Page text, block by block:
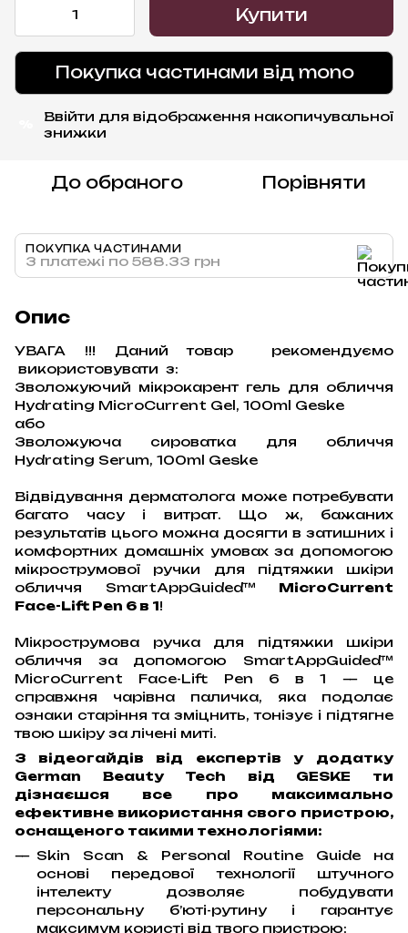
Купити
Покупка частинами від mono
Ввійти для відображення накопичувальної
знижки
До обраного Порівняти
ПОКУПКА ЧАСТИНАМИ
3 платежі по 588.33 грн
Опис
УВАГА !!! Даний товар рекомендуємо
використовувати з:
Зволожуючий мікрокарент гель для обличчя
Hydrating MicroCurrent Gel, 100ml Geske
або
Зволожуюча сироватка для обличчя
Hydrating Serum, 100ml Geske
Відвідування дерматолога може потребувати
багато часу і витрат. Що ж, бажаних
результатів цього можна досягти в затишних і
комфортних домашніх умовах за допомогою
мікрострумової ручки для підтяжки шкіри
обличчя SmartAppGuided™ MicroCurrent
Face-Lift Pen 6 в 1!
Мікрострумова ручка для підтяжки шкіри
обличчя за допомогою SmartAppGuided™
MicroCurrent Face-Lift Pen 6 в 1 — це
справжня чарівна паличка, яка подолає
ознаки старіння та зміцнить, тонізує і підтягне
твою шкіру за лічені миті.
З відеогайдів від експертів у додатку
German Beauty Tech від GESKE ти
дізнаєшся все про максимально
ефективне використання свого пристрою,
оснащеного такими технологіями:
Skin Scan & Personal Routine Guide на
основі передової технології штучного
інтелекту дозволяє побудувати
персональну б’юті-рутину і гарантує
максимум користі від твого пристрою;